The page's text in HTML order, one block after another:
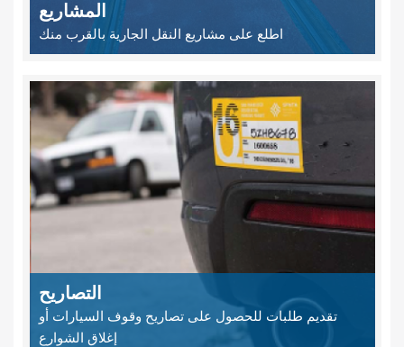
المشاريع
اطلع على مشاريع النقل الجارية بالقرب منك
التصاريح
تقديم طلبات للحصول على تصاريح وقوف السيارات أو
إغلاق الشوارع